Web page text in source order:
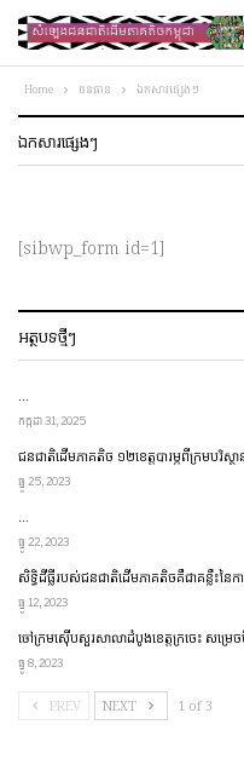
Home ធនធាន ឯកសារផ្សេងៗ
ឯកសារផ្សេងៗ
[sibwp_form id=1]
អត្ថបទថ្មីៗ
…
កក្កដា 31, 2025
ជនជាតិ​ដើម​ភាគតិច ១២​ខេត្ត​​បារម្ភ​ពី​ក្រម​បរិស្
ធ្នូ 25, 2023
…
ធ្នូ 22, 2023
សិទ្ធិដីធ្លីរបស់ជនជាតិដើមភាគតិចគឺជាគន្លឹះន
ធ្នូ 12, 2023
ចៅក្រមស៊ើបសួរសាលាដំបូងខេត្តក្រចេះ សម្រ
ធ្នូ 8, 2023
PREV NEXT 1 of 3